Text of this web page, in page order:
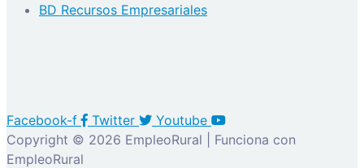
BD Recursos Empresariales
Facebook-f Twitter
Youtube
Copyright © 2026 EmpleoRural | Funciona con
EmpleoRural